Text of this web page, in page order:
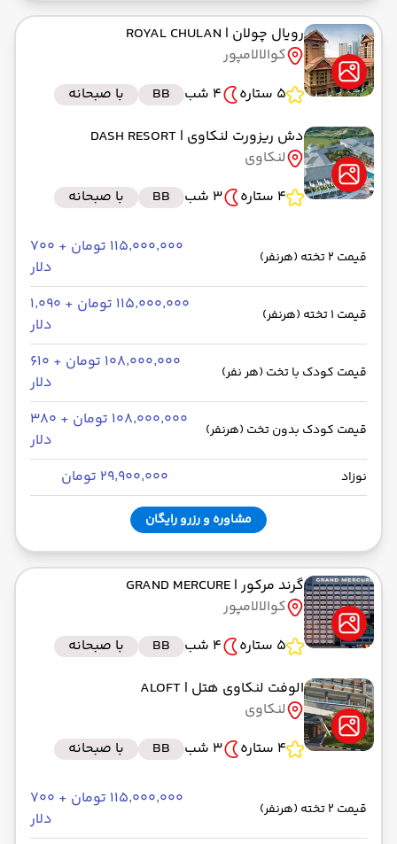
رویال چولان | ROYAL CHULAN
کوالالامپور
5 ستاره
4 شب BB
با صبحانه
دش ریزورت لنکاوی | DASH RESORT
لنکاوی
4 ستاره
3 شب BB با صبحانه
قیمت 2 تخته (هرنفر)
۱۱۵٬۰۰۰٬۰۰۰ تومان + ۷۰۰
دلار
قیمت 1 تخته (هرنفر)
۱۱۵٬۰۰۰٬۰۰۰ تومان + ۱٬۰۹۰
دلار
قیمت کودک با تخت (هر نفر)
۱۰۸٬۰۰۰٬۰۰۰ تومان + ۶۱۰
دلار
قیمت کودک بدون تخت (هرنفر)
۱۰۸٬۰۰۰٬۰۰۰ تومان + ۳۸۰
دلار
نوزاد ۲۹٬۹۰۰٬۰۰۰ تومان
مشاوره و رزرو رایگان
گرند مرکور| GRAND MERCURE
کوالالامپور
5 ستاره
4 شب BB
با صبحانه
الوفت لنکاوی هتل | ALOFT
لنکاوی
4 ستاره
3 شب BB با صبحانه
قیمت 2 تخته (هرنفر)
۱۱۵٬۰۰۰٬۰۰۰ تومان + ۷۰۰
دلار